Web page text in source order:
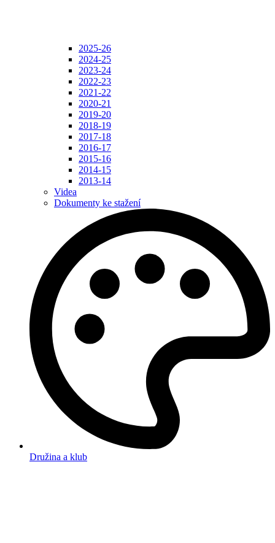
2025-26
2024-25
2023-24
2022-23
2021-22
2020-21
2019-20
2018-19
2017-18
2016-17
2015-16
2014-15
2013-14
Videa
Dokumenty ke stažení
Družina a klub